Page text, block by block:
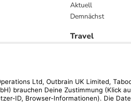
Aktuell
Demnächst
Travel